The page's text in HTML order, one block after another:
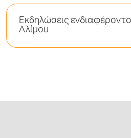
Εκδηλώσεις
Αλίμου